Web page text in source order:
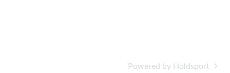
Powered by Holdsport